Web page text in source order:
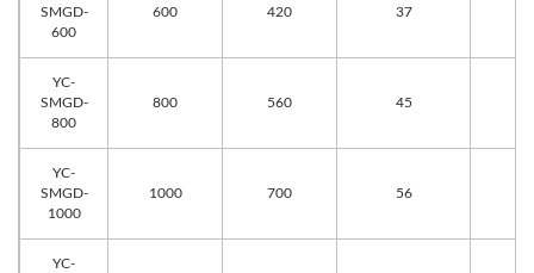
SMGD-
600
600 420 37
YC-
SMGD-
800
800 560 45
YC-
SMGD-
1000
1000 700 56
YC-